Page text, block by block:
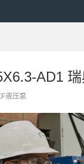
AD1
液压泵